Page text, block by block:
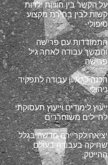
על הקשר בין חוויות ילדות
קשות לבין בחירת מקצוע
טיפולי
התמודדות עם פרישה
והמשך עבודה לאחר גיל
פרישה
הכנה לראיון עבודה לתפקיד
ניהולי
ייעוץ לימודים וייעוץ תעסוקתי
לחיילים משוחררים
יציאה לקריירה חדשה בגלל
שחיקה בעבודה בעולם
ההייטק.